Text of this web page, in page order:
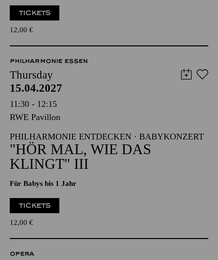
TICKETS
12,00 €
PHILHARMONIE ESSEN
Thursday
15.04.2027
11:30 - 12:15
RWE Pavillon
PHILHARMONIE ENTDECKEN · BABYKONZERT
"HÖR MAL, WIE DAS
KLINGT" III
Für Babys bis 1 Jahr
TICKETS
12,00 €
OPERA